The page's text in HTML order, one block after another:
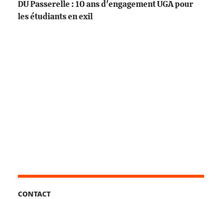
DU Passerelle : 10 ans d'engagement UGA pour
les étudiants en exil
CONTACT